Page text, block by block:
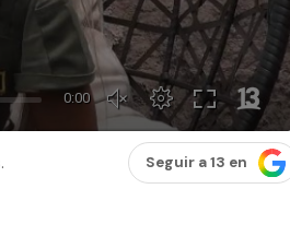
Seguir a 13 en